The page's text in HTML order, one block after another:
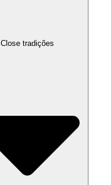
Close tradições